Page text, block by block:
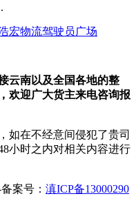
宏物流驾驶员广场
云南以及全国各地的整
欢迎广大货主来电咨询报
如在不经意间侵犯了贵司
小时之内对相关内容进行
案号： 滇ICP备13000290